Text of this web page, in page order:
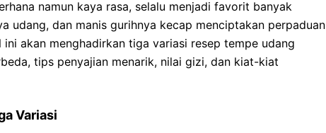
namun kaya rasa, selalu menjadi favorit banyak
udang, dan manis gurihnya kecap menciptakan perpaduan
akan menghadirkan tiga variasi resep tempe udang
tips penyajian menarik, nilai gizi, dan kiat-kiat
Variasi